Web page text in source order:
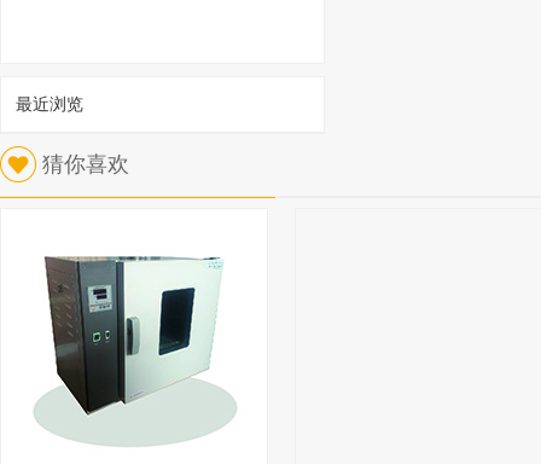
泊菲莱 低温恒温槽 订货号：DC-4006
已有551人浏览
最近浏览
猜你喜欢